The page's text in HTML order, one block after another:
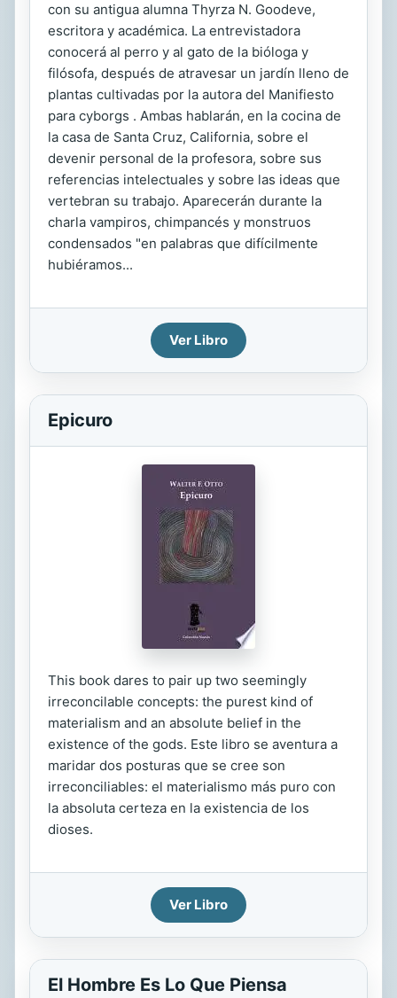
con su antigua alumna Thyrza N. Goodeve,
escritora y académica. La entrevistadora
conocerá al perro y al gato de la bióloga y
filósofa, después de atravesar un jardín lleno de
plantas cultivadas por la autora del Manifiesto
para cyborgs . Ambas hablarán, en la cocina de
la casa de Santa Cruz, California, sobre el
devenir personal de la profesora, sobre sus
referencias intelectuales y sobre las ideas que
vertebran su trabajo. Aparecerán durante la
charla vampiros, chimpancés y monstruos
condensados "en palabras que difícilmente
hubiéramos...
Ver Libro
Epicuro
This book dares to pair up two seemingly
irreconcilable concepts: the purest kind of
materialism and an absolute belief in the
existence of the gods. Este libro se aventura a
maridar dos posturas que se cree son
irreconciliables: el materialismo más puro con
la absoluta certeza en la existencia de los
dioses.
Ver Libro
El Hombre Es Lo Que Piensa